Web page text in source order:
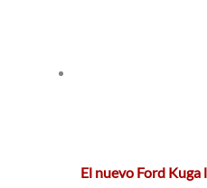
El nuevo Ford